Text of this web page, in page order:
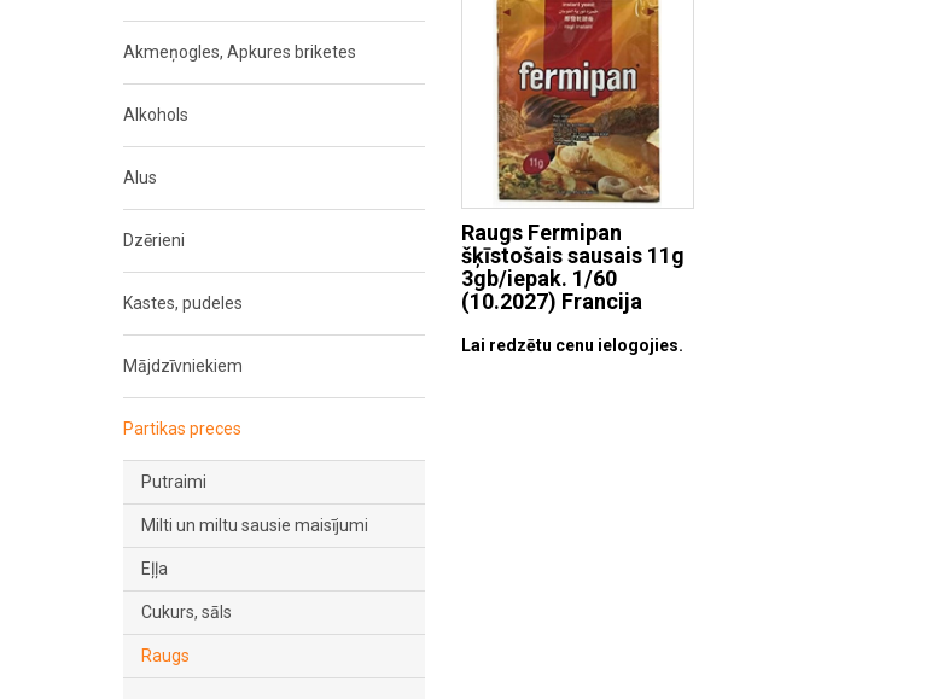
Akmeņogles, Apkures briketes
Alkohols
Alus
Dzērieni
Kastes, pudeles
Mājdzīvniekiem
Partikas preces
Putraimi
Milti un miltu sausie maisījumi
Eļļa
Cukurs, sāls
Raugs
Raugs Fermipan
šķīstošais sausais 11g
3gb/iepak. 1/60
(10.2027) Francija
Lai redzētu cenu ielogojies.